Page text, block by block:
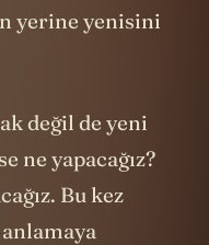
yerine yenisini
değil de yeni
ne yapacağız?
Bu kez